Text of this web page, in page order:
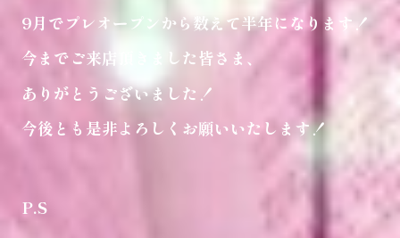
9月でプレオープンから数えて半年になります！
今までご来店頂きました皆さま、
ありがとうございました！
今後とも是非よろしくお願いいたします！
P.S